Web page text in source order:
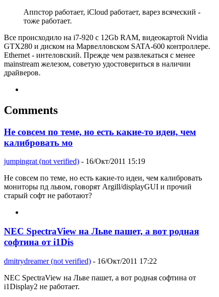
Аппстор работает, iCloud работает, варез всяческий -
тоже работает.
Все происходило на i7-920 с 12Gb RAM, видеокартой Nvidia
GTX280 и диском на Марвелловском SATA-600 контроллере.
Ethernet - интеловский. Прежде чем развлекаться с менее
mainstream железом, советую удостовериться в наличии
драйверов.
Comments
Не совсем по теме, но есть какие-то идеи, чем
калибровать мо
jumpingrat (not verified) - 16/Окт/2011 15:19
Не совсем по теме, но есть какие-то идеи, чем калибровать
мониторы пд львом, говорят Argill/displayGUI и прочий
старый софт не работают?
NEC SpectraView на Льве пашет, а вот родная
софтина от i1Dis
dmitrydreamer (not verified) - 16/Окт/2011 17:22
NEC SpectraView на Льве пашет, а вот родная софтина от
i1Display2 не работает.